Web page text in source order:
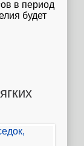
в период
будет